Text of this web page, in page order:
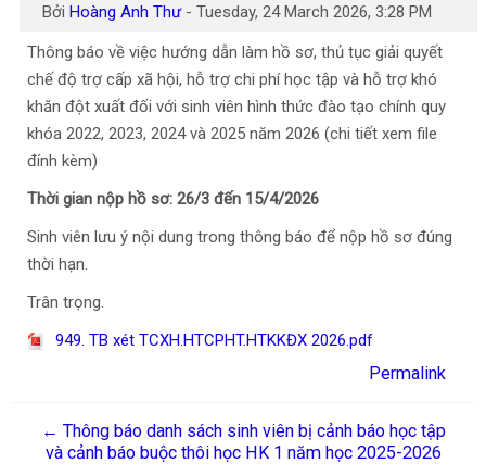
Bởi Hoàng Anh Thư- Tuesday, 24 March 2026, 3:28 PM
Thông báo về việc hướng dẫn làm hồ sơ, thủ tục giải quyết
chế độ trợ cấp xã hội, hỗ trợ chi phí học tập và hỗ trợ khó
khăn đột xuất đối với sinh viên hình thức đào tạo chính quy
khóa 2022, 2023, 2024 và 2025 năm 2026 (chi tiết xem file
đính kèm)
Thời gian nộp hồ sơ: 26/3 đến 15/4/2026
Sinh viên lưu ý nội dung trong thông báo để nộp hồ sơ đúng
thời hạn.
Trân trọng.
949. TB xét TCXH.HTCPHT.HTKKĐX 2026.pdf
Permalink
← Thông báo danh sách sinh viên bị cảnh báo học tập
và cảnh báo buộc thôi học HK 1 năm học 2025-2026